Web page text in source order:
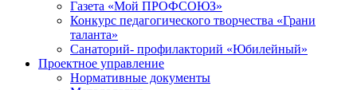
Газета «Мой ПРОФСОЮЗ»
Конкурс педагогического творчества «Грани
таланта»
Санаторий- профилакторий «Юбилейный»
Проектное управление
Нормативные документы